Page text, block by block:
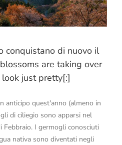
conquistano di nuovo il
are taking over
just pretty[:]
anticipo quest'anno (almeno in
di ciliegio sono apparsi nel
Febbraio. I germogli conosciuti
nativa sono diventati negli